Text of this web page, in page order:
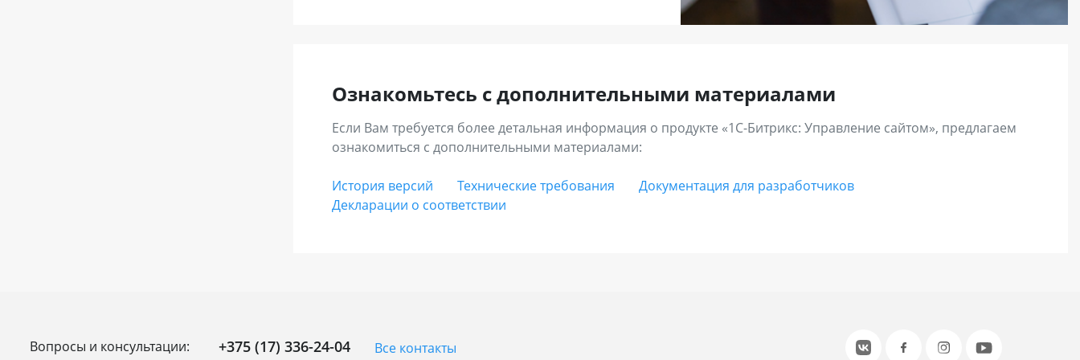
Ознакомьтесь с дополнительными материалами
Если Вам требуется более детальная информация о продукте «1С-Битрикс: Управление сайтом», предлагаем
ознакомиться с дополнительными материалами:
История версий Технические требования
Документация для разработчиков
Декларации о соответствии
Вопросы и консультации: +375 (17) 336-24-04 Все контакты